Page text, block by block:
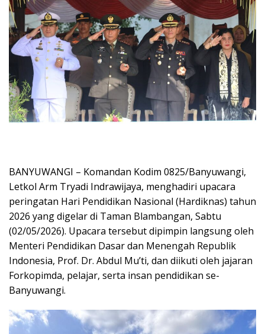
BANYUWANGI – Komandan Kodim 0825/Banyuwangi,
Letkol Arm Tryadi Indrawijaya, menghadiri upacara
peringatan Hari Pendidikan Nasional (Hardiknas) tahun
2026 yang digelar di Taman Blambangan, Sabtu
(02/05/2026). Upacara tersebut dipimpin langsung oleh
Menteri Pendidikan Dasar dan Menengah Republik
Indonesia, Prof. Dr. Abdul Mu’ti, dan diikuti oleh jajaran
Forkopimda, pelajar, serta insan pendidikan se-
Banyuwangi.